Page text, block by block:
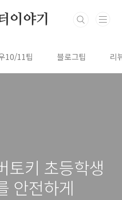
이야기
10/11팁 블로그팁 리
토키 초등학생
안전하게